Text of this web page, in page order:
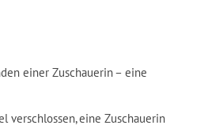
einer Zuschauerin – eine
verschlossen, eine Zuschauerin